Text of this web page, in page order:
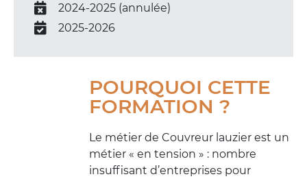
2024-2025 (annulée)
2025-2026
POURQUOI CETTE
FORMATION ?
Le métier de Couvreur lauzier est un
métier « en tension » : nombre
insuffisant d’entreprises pour